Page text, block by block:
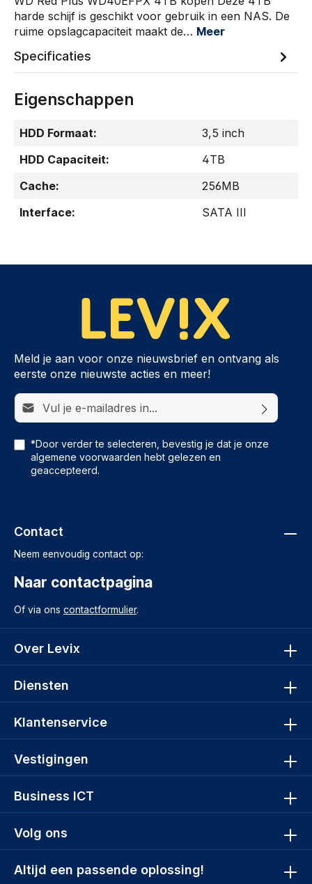
harde schijf is geschikt voor gebruik in een NAS. De
ruime opslagcapaciteit maakt de… Meer
Specificaties
Eigenschappen
HDD Formaat:
3,5 inch
HDD Capaciteit:
4TB
Cache:
256MB
Interface:
SATA III
Meld je aan voor onze nieuwsbrief en ontvang als
eerste onze nieuwste acties en meer!
E-mailadres*
*Door verder te selecteren, bevestig je dat je onze
algemene voorwaarden hebt gelezen en
geaccepteerd.
Volg ons
Altijd een passende oplossing!
Contact
Neem eenvoudig contact op:
Naar contactpagina
Of via ons contactformulier.
Over Levix
Diensten
Klantenservice
Vestigingen
Business ICT